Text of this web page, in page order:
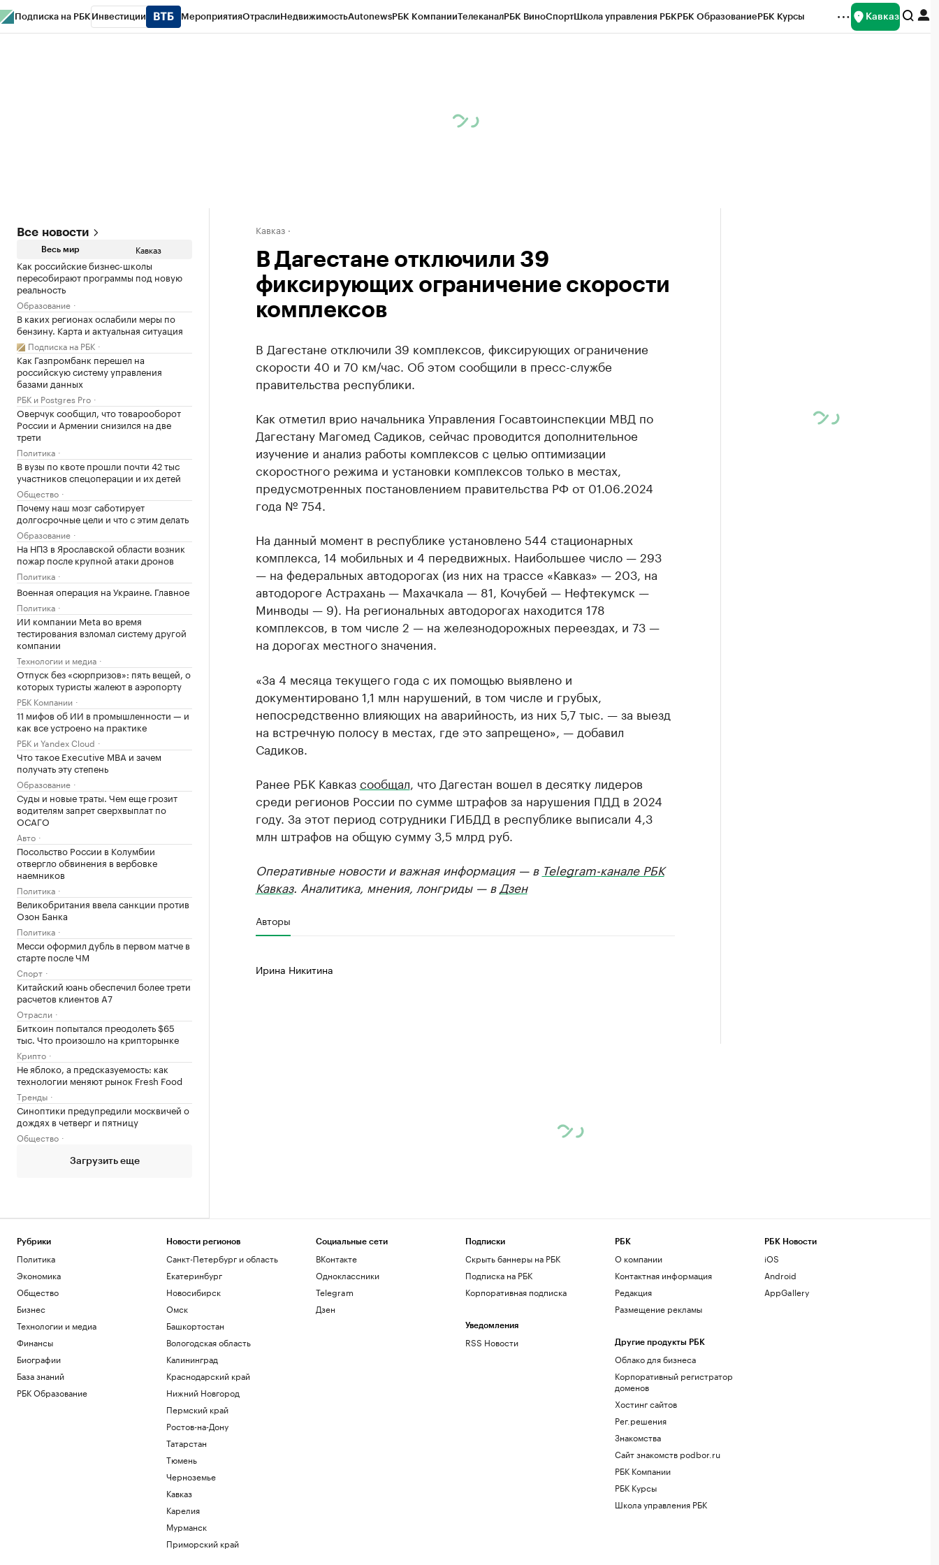
Подписка на РБК Инвестиции МероприятияОтраслиНедвижимостьAutonewsРБК КомпанииТелеканалРБК ВиноСпортШкола управления РБКРБК ОбразованиеРБК Курсы Кавказ
Все новости
Весь мир Кавказ
Как российские бизнес-школы
пересобирают программы под новую
реальность
Образование
В каких регионах ослабили меры по
бензину. Карта и актуальная ситуация
Подписка на РБК
Как Газпромбанк перешел на
российскую систему управления
базами данных
РБК и Postgres Pro
Оверчук сообщил, что товарооборот
России и Армении снизился на две
трети
Политика
В вузы по квоте прошли почти 42 тыс
участников спецоперации и их детей
Общество
Почему наш мозг саботирует
долгосрочные цели и что с этим делать
Образование
На НПЗ в Ярославской области возник
пожар после крупной атаки дронов
Политика
Военная операция на Украине. Главное
Политика
ИИ компании Meta во время
тестирования взломал систему другой
компании
Технологии и медиа
Отпуск без «сюрпризов»: пять вещей, о
которых туристы жалеют в аэропорту
РБК Компании
11 мифов об ИИ в промышленности — и
как все устроено на практике
РБК и Yandex Cloud
Что такое Executive MBA и зачем
получать эту степень
Образование
Суды и новые траты. Чем еще грозит
водителям запрет сверхвыплат по
ОСАГО
Авто
Посольство России в Колумбии
отвергло обвинения в вербовке
наемников
Политика
Великобритания ввела санкции против
Озон Банка
Политика
Месси оформил дубль в первом матче в
старте после ЧМ
Спорт
Китайский юань обеспечил более трети
расчетов клиентов А7
Отрасли
Биткоин попытался преодолеть $65
тыс. Что произошло на крипторынке
Крипто
Не яблоко, а предсказуемость: как
технологии меняют рынок Fresh Food
Тренды
Синоптики предупредили москвичей о
дождях в четверг и пятницу
Общество
Загрузить еще
Кавказ
В Дагестане отключили 39
фиксирующих ограничение скорости
комплексов
В Дагестане отключили 39 комплексов, фиксирующих ограничение
скорости 40 и 70 км/час. Об этом сообщили в пресс-службе
правительства республики.
Как отметил врио начальника Управления Госавтоинспекции МВД по
Дагестану Магомед Садиков, сейчас проводится дополнительное
изучение и анализ работы комплексов с целью оптимизации
скоростного режима и установки комплексов только в местах,
предусмотренных постановлением правительства РФ от 01.06.2024
года № 754.
На данный момент в республике установлено 544 стационарных
комплекса, 14 мобильных и 4 передвижных. Наибольшее число — 293
— на федеральных автодорогах (из них на трассе «Кавказ» — 203, на
автодороге Астрахань — Махачкала — 81, Кочубей — Нефтекумск —
Минводы — 9). На региональных автодорогах находится 178
комплексов, в том числе 2 — на железнодорожных переездах, и 73 —
на дорогах местного значения.
«За 4 месяца текущего года с их помощью выявлено и
документировано 1,1 млн нарушений, в том числе и грубых,
непосредственно влияющих на аварийность, из них 5,7 тыс. — за выезд
на встречную полосу в местах, где это запрещено», — добавил
Садиков.
Ранее РБК Кавказсообщал , что Дагестан вошел в десятку лидеров
среди регионов России по сумме штрафов за нарушения ПДД в 2024
году. За этот период сотрудники ГИБДД в республике выписали 4,3
млн штрафов на общую сумму 3,5 млрд руб.
Оперативные новости и важная информация — в Telegram-канале РБК
Кавказ. Аналитика, мнения, лонгриды — в Дзен
Авторы
Ирина Никитина
Рубрики
Политика
Экономика
Общество
Бизнес
Технологии и медиа
Финансы
Биографии
База знаний
РБК Образование
Новости регионов
Санкт-Петербург и область
Екатеринбург
Новосибирск
Омск
Башкортостан
Вологодская область
Калининград
Краснодарский край
Нижний Новгород
Пермский край
Ростов-на-Дону
Татарстан
Тюмень
Черноземье
Кавказ
Карелия
Мурманск
Приморский край
Социальные сети
ВКонтакте
Одноклассники
Telegram
Дзен
Подписки
Скрыть баннеры на РБК
Подписка на РБК
Корпоративная подписка
Уведомления
RSS Новости
РБК
О компании
Контактная информация
Редакция
Размещение рекламы
Другие продукты РБК
Облако для бизнеса
Корпоративный регистратор
доменов
Хостинг сайтов
Рег.решения
Знакомства
Сайт знакомств podbor.ru
РБК Компании
РБК Курсы
Школа управления РБК
РБК Новости
iOS
Android
AppGallery